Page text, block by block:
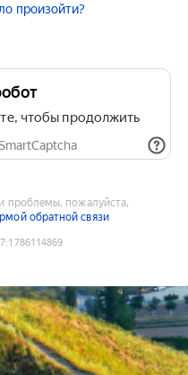
произойти?
чтобы продолжить
проблемы, пожалуйста,
обратной связи
:1786114869